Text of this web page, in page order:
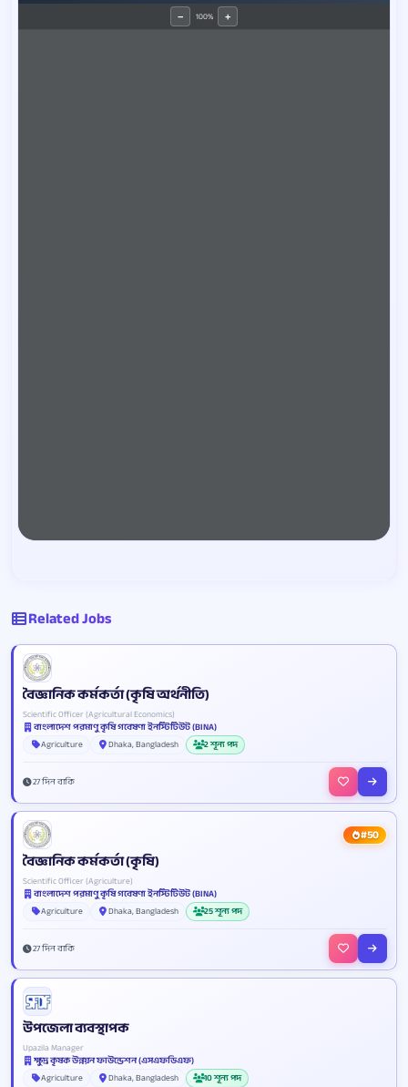
− 100% +
Related Jobs
বৈজ্ঞানিক কর্মকর্তা (কৃষি অর্থনীতি)
Scientific Officer (Agricultural Economics)
বাংলাদেশ পরমাণু কৃষি গবেষণা ইনস্টিটিউট (BINA)
Agriculture
Dhaka, Bangladesh 2 শূন্য পদ
27 দিন বাকি
#50
বৈজ্ঞানিক কর্মকর্তা (কৃষি)
Scientific Officer (Agriculture)
বাংলাদেশ পরমাণু কৃষি গবেষণা ইনস্টিটিউট (BINA)
Agriculture
Dhaka, Bangladesh 25 শূন্য পদ
27 দিন বাকি
উপজেলা ব্যবস্থাপক
Upazila Manager
ক্ষুদ্র কৃষক উন্নয়ন ফাউন্ডেশন (এসএফডিএফ)
Agriculture
Dhaka, Bangladesh 10 শূন্য পদ